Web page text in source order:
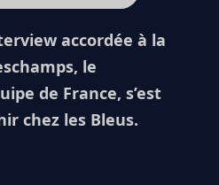
accordée à la
le
de France, s’est
chez les Bleus.